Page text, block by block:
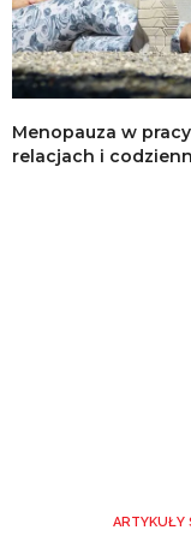
Menopauza w
relacjach i
ARTYKUŁY